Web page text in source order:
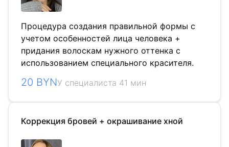
Процедура создания правильной формы с
учетом особенностей лица человека +
придания волоскам нужного оттенка с
использованием специального красителя.
20 BYNУ специалиста 41 мин
Коррекция бровей + окрашивание хной